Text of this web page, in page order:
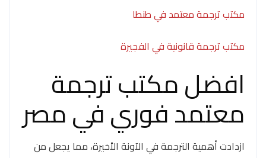
مكتب ترجمة معتمد في طنطا
مكتب ترجمة قانونية في الفجيرة
افضل مكتب ترجمة
معتمد فوري في مصر
ازدادت أهمية الترجمة في الآونة الأخيرة، مما يجعل من